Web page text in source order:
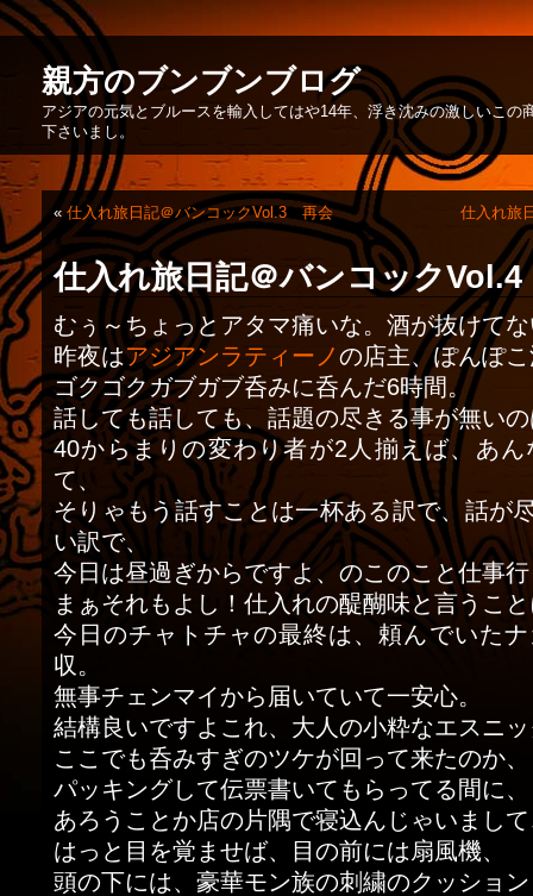
親方のブンブンブログ
アジアの元気とブルースを輸入してはや14年、浮き沈みの激しいこ
下さいまし。
«仕入れ旅日記＠バンコックVol.3 再会 仕入れ旅
仕入れ旅日記＠バンコック
むぅ～ちょっとアタマ痛いな。酒が抜けて
昨夜はアジアンラティーノの店主、ぽんぽ
ゴクゴクガブガブ呑みに呑んだ6時間。
話しても話しても、話題の尽きる事が無い
40からまりの変わり者が2人揃えば、あ
て、
そりゃもう話すことは一杯ある訳で、話が
い訳で、
今日は昼過ぎからですよ、のこのこと仕事
まぁそれもよし！仕入れの醍醐味と言うこ
今日のチャトチャの最終は、頼んでいた
収。
無事チェンマイから届いていて一安心。
結構良いですよこれ、大人の小粋なエスニ
ここでも呑みすぎのツケが回って来たのか、
パッキングして伝票書いてもらってる間に、
あろうことか店の片隅で寝込んじゃいまし
はっと目を覚ませば、目の前には扇風機、
頭の下には、豪華モン族の刺繍のクッショ